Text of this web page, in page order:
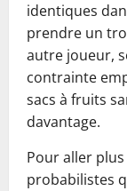
identiques
prendre un
autre joueur,
contrainte
sacs à fruits
davantage.
Pour aller
probabilistes